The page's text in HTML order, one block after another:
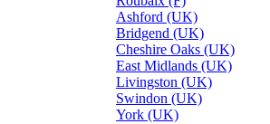
Ashford (UK)
Bridgend (UK)
Cheshire Oaks (UK)
East Midlands (UK)
Livingston (UK)
Swindon (UK)
York (UK)